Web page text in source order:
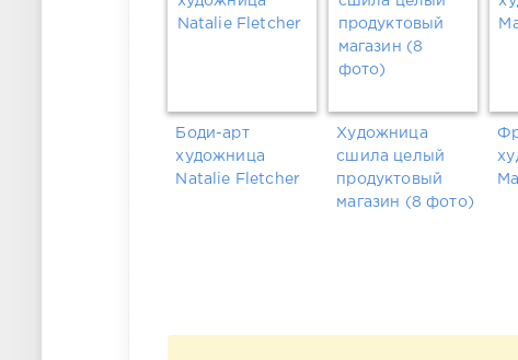
Боди-арт
художница
Natalie Fletcher
Художница
сшила целый
продуктовый
магазин (8 фото)